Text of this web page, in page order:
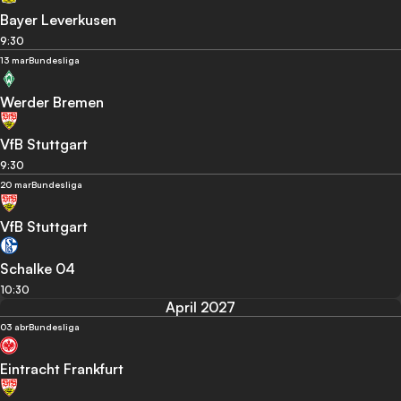
Bayer Leverkusen
9:30
13 marBundesliga
Werder Bremen
VfB Stuttgart
9:30
20 marBundesliga
VfB Stuttgart
Schalke 04
10:30
April 2027
03 abrBundesliga
Eintracht Frankfurt